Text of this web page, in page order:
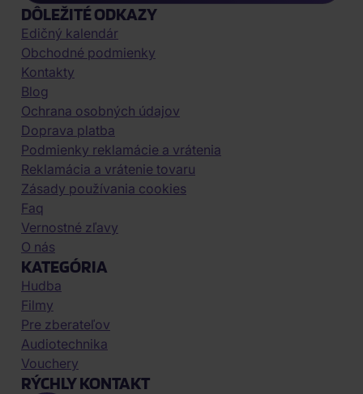
DÔLEŽITÉ ODKAZY
Edičný kalendár
Obchodné podmienky
Kontakty
Blog
Ochrana osobných údajov
Doprava platba
Podmienky reklamácie a vrátenia
Reklamácia a vrátenie tovaru
Zásady používania cookies
Faq
Vernostné zľavy
O nás
KATEGÓRIA
Hudba
Filmy
Pre zberateľov
Audiotechnika
Vouchery
RÝCHLY KONTAKT